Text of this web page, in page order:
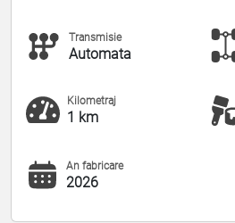
Transmisie
Automata
Kilometraj
1 km
An fabricare
2026